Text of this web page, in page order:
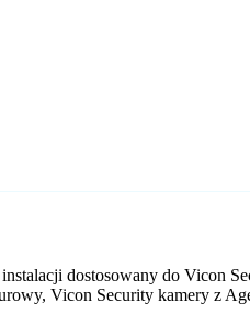
dostosowany do Vicon
Vicon Security kamery z